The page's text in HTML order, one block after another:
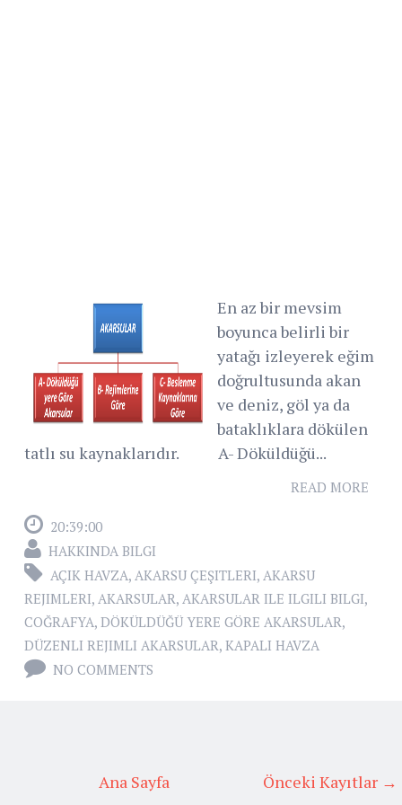
En az bir mevsim
boyunca belirli bir
yatağı izleyerek eğim
doğrultusunda akan
ve deniz, göl ya da
bataklıklara dökülen
tatlı su kaynaklarıdır. A- Döküldüğü...
READ MORE
20:39:00
HAKKINDA BILGI
AÇIK HAVZA, AKARSU ÇEŞITLERI, AKARSU
REJIMLERI, AKARSULAR, AKARSULAR ILE ILGILI BILGI,
COĞRAFYA, DÖKÜLDÜĞÜ YERE GÖRE AKARSULAR,
DÜZENLI REJIMLI AKARSULAR, KAPALI HAVZA
NO COMMENTS
Önceki Kayıtlar →
Ana Sayfa